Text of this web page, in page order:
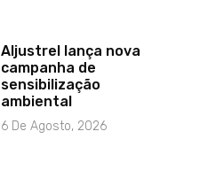
Aljustrel lança nova
campanha de
sensibilização
ambiental
6 De Agosto, 2026